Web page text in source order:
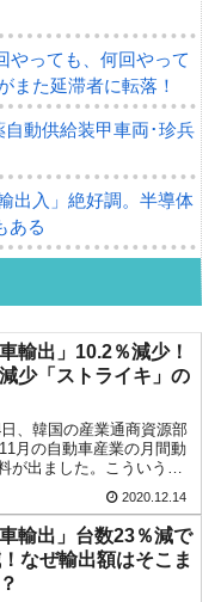
やっても、何回やって
また延滞者に転落！
動供給装甲車両･珍兵
出入」絶好調。半導体
ある
年07月は4,279億ド
か。選管がサーバー
」
動産対策で浅薄な発
」投資に不適格な国
輸出」10.2％減少！
少「ストライキ」の
、韓国の産業通商資源部
月の自動車産業の月間動
が出ました。こういうリ
れているのですが、内容
くありません。11月中に
2020.12.14
輸出」台数23％減で
なぜ輸出額はそこま